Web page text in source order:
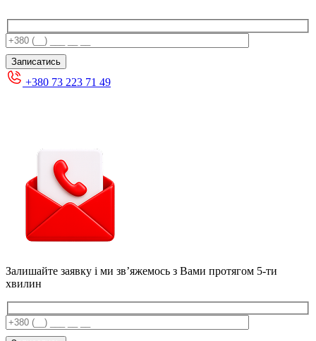
+380 73 223 71 49
Залишайте заявку і ми звʼяжемось з Вами протягом 5-ти
хвилин